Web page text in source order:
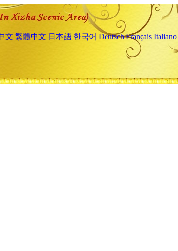
文 繁體中文 日本語 한국어 Deutsch Français Italiano